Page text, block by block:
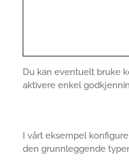
Du kan eventuelt bruke
aktivere enkel
I vårt eksempel
den grunnleggende